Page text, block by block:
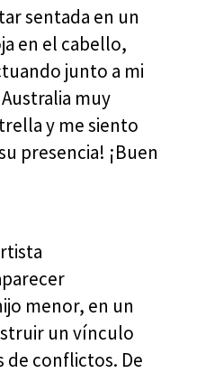
sentada en un
en el cabello,
junto a mi
muy
y me siento
presencia! ¡Buen
menor, en un
un vínculo
de conflictos. De